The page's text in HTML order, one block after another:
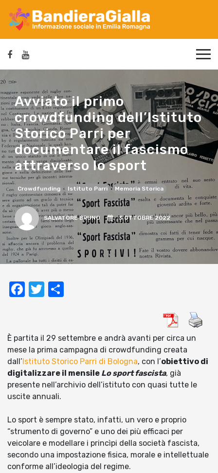
Avviato il primo
crowdfunding dell’Istituto
Storico Parri per
documentare il fascismo
attraverso lo sport
Crowdfunding Istituto Parri Memoria Storica
SALVATORE BRUNO 3 OTTOBRE 2022
Facebook
Twitter
È partita il 29 settembre e andrà avanti per circa un
mese la prima campagna di crowdfunding creata
dall’ Istituto Storico Parri di Bologna, con l’obiettivo di
digitalizzare il mensile Lo sport fascista, già
presente nell’archivio dell’istituto con quasi tutte le
uscite annuali.
Lo sport è sempre stato, infatti, un vero e proprio
“strumento di governo” e uno dei più efficaci per
veicolare e modellare i princìpi della società fascista,
secondo una impostazione fisica, morale e intellettuale
conforme all’ideologia del regime.